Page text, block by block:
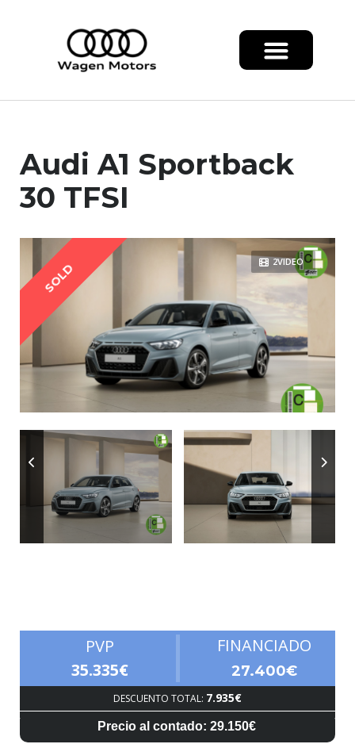
Audi A1 Sportback
30 TFSI
2VIDEO
SOLD
PVP
35.335€
FINANCIADO
27.400€
DESCUENTO TOTAL: 7.935€
Precio al contado: 29.150€